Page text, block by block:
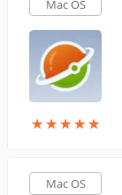
Mac OS
★★★★★
★★★★★
Mac OS